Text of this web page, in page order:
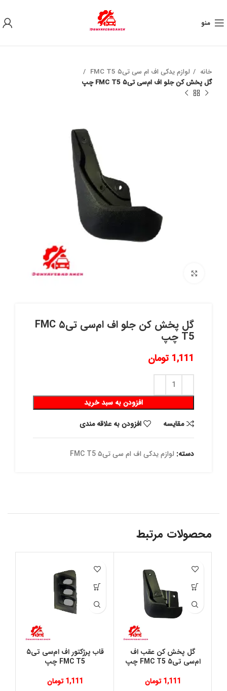
منو
خانه
لوازم یدکی اف ام‌ سی تی۵ FMC T5
گل پخش کن جلو اف ام‌سی تی۵ FMC T5 چپ
گل پخش کن جلو اف ام‌سی تی۵ FMC
T5 چپ
1,111 تومان
افزودن به سبد خرید
مقايسه
افزودن به علاقه مندی
دسته: لوازم یدکی اف ام‌ سی تی۵ FMC T5
محصولات مرتبط
گل پخش کن عقب اف
ام‌سی تی۵ FMC T5 چپ
1,111 تومان
قاب پرژکتور اف ام‌سی تی۵
FMC T5 چپ
1,111 تومان
به علت نوسان ارز ، لطفا قبل از خرید تماس بگیرید.